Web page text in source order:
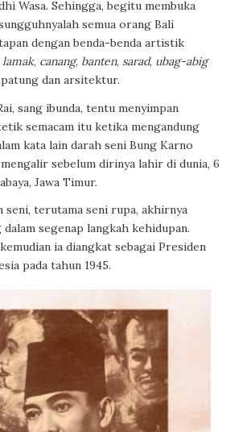
Wasa. Sehingga, begitu membuka
semua orang Bali
dengan benda-benda artistik
lamak, canang, banten, sarad, ubag-abig
dan arsitektur.
sang ibunda, tentu menyimpan
semacam itu ketika mengandung
kata lain darah seni Bung Karno
sebelum dirinya lahir di dunia, 6
Jawa Timur.
seni, terutama seni rupa, akhirnya
segenap langkah kehidupan.
ia diangkat sebagai Presiden
pada tahun 1945.